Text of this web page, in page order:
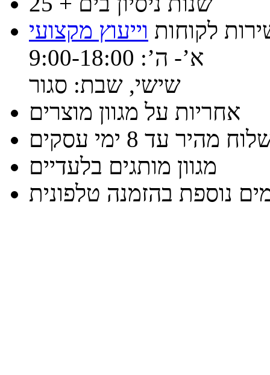
לקוחות וייעוץ מקצועי
א’- ה’: 9:00-18:00
שישי, שבת: סגור
אחריות על מגוון מוצרים
מהיר עד 8 ימי עסקים
מגוון מותגים בלעדיים
נוספת בהזמנה טלפונית